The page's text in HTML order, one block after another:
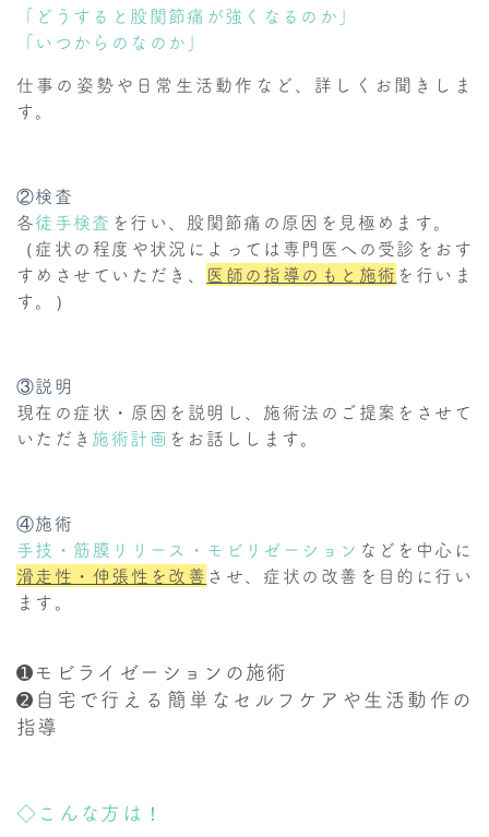
「どうすると股関節痛が強くなるのか」
「いつからのなのか」
仕事の姿勢や日常生活動作など、詳しくお聞きしま
す。
②検査
各徒手検査 を行い、股関節痛の原因を見極めます。
（症状の程度や状況によっては専門医への受診をおす
すめさせていただき、 医師の指導のもと施術 を行いま
す。）
③説明
現在の症状・原因を説明し、施術法のご提案をさせて
いただき 施術計画 をお話しします。
④施術
手技・筋膜リリース・モビリゼーション などを中心に
滑走性・伸張性を改善 させ、症状の改善を目的に行い
ます。
➊モビライゼーションの施術
➋自宅で行える簡単なセルフケアや生活動作の
指導
◇こんな方は！